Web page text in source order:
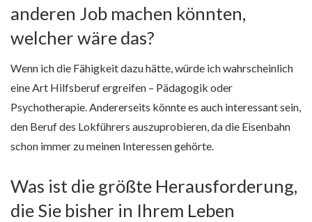
anderen Job machen könnten,
welcher wäre das?
Wenn ich die Fähigkeit dazu hätte, würde ich wahrscheinlich
eine Art Hilfsberuf ergreifen – Pädagogik oder
Psychotherapie. Andererseits könnte es auch interessant sein,
den Beruf des Lokführers auszuprobieren, da die Eisenbahn
schon immer zu meinen Interessen gehörte.
Was ist die größte Herausforderung,
die Sie bisher in Ihrem Leben